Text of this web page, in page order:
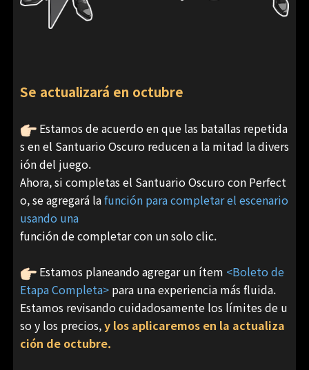
Se actualizará en octubre
Estamos de acuerdo en que las batallas repetida
s en el Santuario Oscuro reducen a la mitad la divers
ión del juego.
Ahora, si completas el Santuario Oscuro con Perfect
o, se agregará lafunción para completar el escenario
usando una
función de completar con un solo clic.
Estamos planeando agregar un ítem <Boleto de
Etapa Completa> para una experiencia más fluida.
Estamos revisando cuidadosamente los límites de u
so y los precios,y los aplicaremos en la actualiza
ción de octubre.